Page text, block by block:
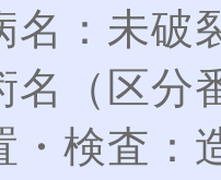
名：未破
名（区分
・検査：